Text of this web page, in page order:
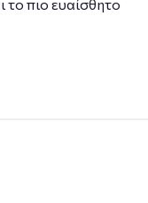
πιο ευαίσθητο